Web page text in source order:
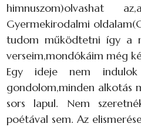
Gyermekirodalmi
tudom működtetni így a
verseim,mondókáim még
Egy ideje nem indulok
gondolom,minden alkotás
sors lapul. Nem
poétával sem. Az